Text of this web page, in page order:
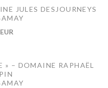
JULES DESJOURNEYS
» – DOMAINE RAPHAËL